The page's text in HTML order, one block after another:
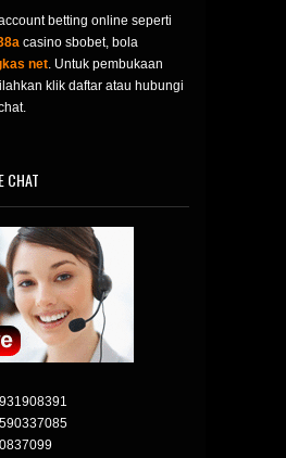
betting online seperti
casino sbobet, bola
net. Untuk pembukaan
klik daftar atau hubungi
CHAT